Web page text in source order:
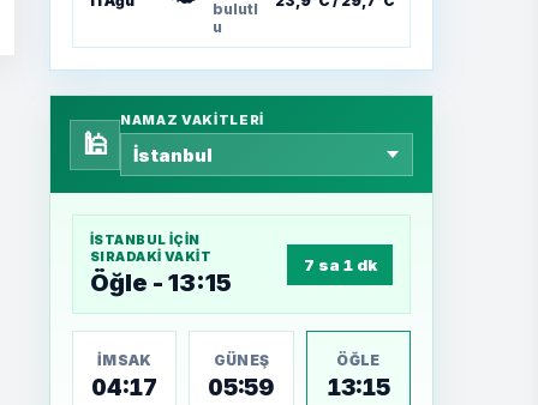
bulutl
u
🕌
NAMAZ VAKITLERI
İSTANBUL IÇIN
SIRADAKI VAKIT
Öğle - 13:15
7 sa 1 dk
İMSAK
04:17
GÜNEŞ
05:59
ÖĞLE
13:15